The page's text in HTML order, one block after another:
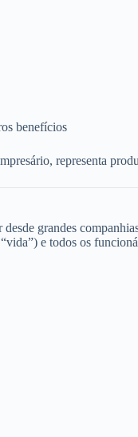
benefícios
representa
grandes
e todos os